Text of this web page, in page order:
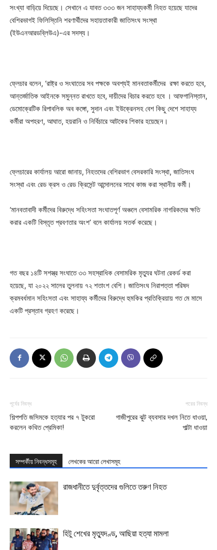
সংখ্যা বাড়িয়ে দিয়েছে। সেখানে এ যাবত ৩৩৩ জন সাহায্যকর্মী নিহত হয়েছে যাদের
বেশিরভাগই ফিলিস্তিনি শরণার্থীদের সহায়তাকারী জাতিসংঘ সংস্থা
(ইউএনআরডব্লিউএ)-এর সদস্য।
ফ্লেচার বলেন, ‘রাষ্ট্র ও সংঘাতের সব পক্ষকে অবশ্যই মানবতাকর্মীদের রক্ষা করতে হবে,
আন্তর্জাতিক আইনকে সমুন্নত রাখতে হবে, দায়ীদের বিচার করতে হবে । আফগানিস্তান,
ডেমোক্রেটিক রিপাবলিক অব কঙ্গো, সুদান এবং ইউক্রেনসহ বেশ কিছু দেশে সাহায্য
কর্মীরা অপহরণ, আঘাত, হয়রানি ও নির্বিচারে আটকের শিকার হয়েছেন।
ফ্লেচারের কার্যালয় আরো জানায়, নিহতদের বেশিরভাগ বেসরকারি সংস্থা, জাতিসংঘ
সংস্থা এবং রেড ক্রস ও রেড ক্রিসেন্ট আন্দোলনের সাথে কাজ করা স্থানীয় কর্মী।
‘মানবতাবাদী কর্মীদের বিরুদ্ধে সহিংসতা সংঘাতপূর্ণ অঞ্চলে বেসামরিক নাগরিকদের ক্ষতি
করার একটি বিস্তৃত প্রবণতার অংশ’ বলে কার্যালয় সতর্ক করেছে।
গত বছর ১৪টি সশস্ত্র সংঘাতে ৩৩ সহস্রাধিক বেসামরিক মৃত্যুর ঘটনা রেকর্ড করা
হয়েছে, যা ২০২২ সালের তুলনায় ৭২ শতাংশ বেশি। জাতিসংঘ নিরাপত্তা পরিষদ
ক্রমবর্ধমান সহিংসতা এবং সাহায্য কর্মীদের বিরুদ্ধে হুমকির প্রতিক্রিয়ায় গত মে মাসে
একটি প্রস্তাব গ্রহণ করেছে।
পূর্বের নিবন্ধ
শিল্পপতি জসিমকে হত্যার পর ৭ টুকরো
করলেন কথিত প্রেমিকা!
পরের নিবন্ধ
গাজীপুরের ঝুট ব্যবসার দখল নিতে ধাওয়া,
পাল্টা ধাওয়া
সম্পর্কীয় নিবন্ধসমূহ লেখকের আরো লেখাসমূহ
রাজধানীতে দুর্বৃত্তদের গুলিতে তরুণ নিহত
হিটু শেখের মৃত্যুদণ্ড, আছিয়া হত্যা মামলা